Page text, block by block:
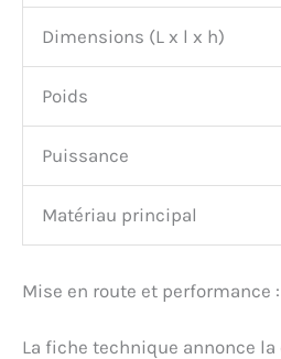
Dimensions (L x l x h)
Poids
Puissance
Matériau principal
Mise en route et performance
La fiche technique annonce